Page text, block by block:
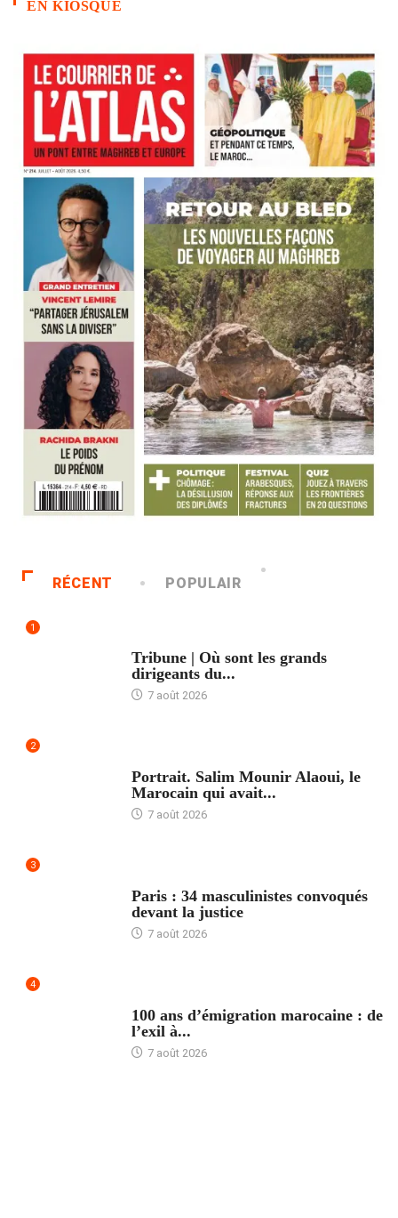
EN KIOSQUE
RÉCENT POPULAIR
1
Tribune | Où sont les grands
dirigeants du...
7 août 2026
2
Portrait. Salim Mounir Alaoui, le
Marocain qui avait...
7 août 2026
3
Paris : 34 masculinistes convoqués
devant la justice
7 août 2026
4
100 ans d’émigration marocaine : de
l’exil à...
7 août 2026